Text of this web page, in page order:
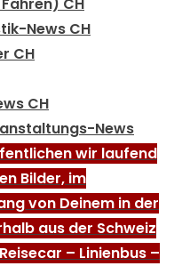
News CH
CH
CH
News
wir laufend
Bilder, im
von Deinem in der
aus der Schweiz
– Linienbus –